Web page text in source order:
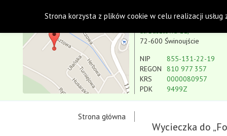
Koło w Świnoujściu
ul. Basztowa 11,
72-600 Świnoujście
NIP
REGON
KRS
PDK
855-131-22-19
810 977 357
0000080957
9499Z
Strona główna
Wycieczka do
Strona korzysta z plików cookie w celu realizacji usług